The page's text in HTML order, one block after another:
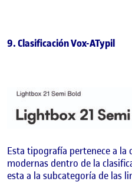
9. Clasificación Vox-ATypil
Esta tipografía pertenece a
modernas dentro de la
esta a la subcategoría de las